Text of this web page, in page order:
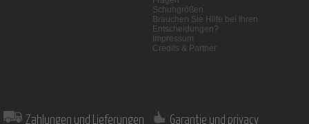
Schuhgrößen
Brauchen Sie Hilfe bei Ihren
Entscheidungen?
Impressum
Credits & Partner
Zahlungen und Lieferungen Garantie und privacy